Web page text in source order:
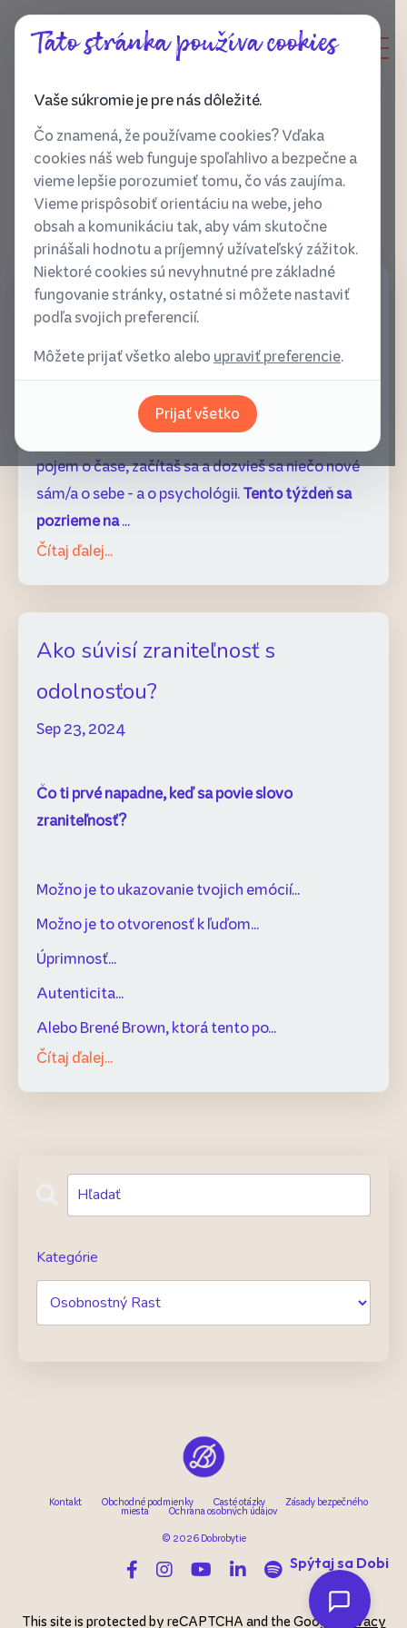
Nájdi hranicu medzi zdravou a
nezdravou súťaživosťou.
Jun 16, 2025
Sme radi, že začínaš tento týždeň s nami, s
Dobroporadňou, a dúfame, že na chvíľku stratíš
pojem o čase, začítaš sa a dozvieš sa niečo nové
sám/a o sebe - a o psychológii.Tento týždeň sa
pozrieme na...
Čítaj ďalej...
Ako súvisí zraniteľnosť s
odolnosťou?
Sep 23, 2024
Čo ti prvé napadne, keď sa povie slovo
zraniteľnosť?
Možno je to ukazovanie tvojich emócií...
Možno je to otvorenosť k ľuďom...
Úprimnosť...
Autenticita...
Alebo Brené Brown, ktorá tento po...
Čítaj ďalej...
Kategórie
Kontakt Obchodné podmienky Časté otázky Zásady bezpečného
miesta Ochrana osobných údajov
© 2026 Dobrobytie
Táto stránka používa cookies
Vaše súkromie je pre nás dôležité.
Čo znamená, že používame cookies? Vďaka
cookies náš web funguje spoľahlivo a bezpečne a
vieme lepšie porozumieť tomu, čo vás zaujíma.
Vieme prispôsobiť orientáciu na webe, jeho
obsah a komunikáciu tak, aby vám skutočne
prinášali hodnotu a príjemný užívateľský zážitok.
Niektoré cookies sú nevyhnutné pre základné
fungovanie stránky, ostatné si môžete nastaviť
podľa svojich preferencií.
Môžete prijať všetko alebo upraviť preferencie.
Prijať všetko
This site is protected by reCAPTCHA and the Google Privacy
Spýtaj sa Dobi